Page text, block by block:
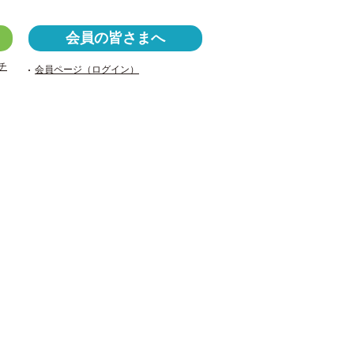
c
e
tt
er
er
n
会員の皆さまへ
会員ページ（ログイン）